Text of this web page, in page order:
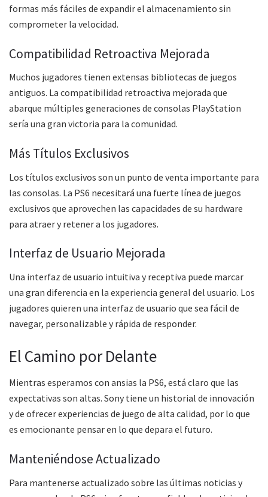
formas más fáciles de expandir el almacenamiento sin
comprometer la velocidad.
Compatibilidad Retroactiva Mejorada
Muchos jugadores tienen extensas bibliotecas de juegos
antiguos. La compatibilidad retroactiva mejorada que
abarque múltiples generaciones de consolas PlayStation
sería una gran victoria para la comunidad.
Más Títulos Exclusivos
Los títulos exclusivos son un punto de venta importante para
las consolas. La PS6 necesitará una fuerte línea de juegos
exclusivos que aprovechen las capacidades de su hardware
para atraer y retener a los jugadores.
Interfaz de Usuario Mejorada
Una interfaz de usuario intuitiva y receptiva puede marcar
una gran diferencia en la experiencia general del usuario. Los
jugadores quieren una interfaz de usuario que sea fácil de
navegar, personalizable y rápida de responder.
El Camino por Delante
Mientras esperamos con ansias la PS6, está claro que las
expectativas son altas. Sony tiene un historial de innovación
y de ofrecer experiencias de juego de alta calidad, por lo que
es emocionante pensar en lo que depara el futuro.
Manteniéndose Actualizado
Para mantenerse actualizado sobre las últimas noticias y